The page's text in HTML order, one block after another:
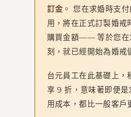
訂金 。 您在求婚時支
用，將在正式訂製婚戒
購買金額—— 等於您在
刻，就已經開始為婚戒
台元員工在此基礎上，
享 9 折，意味著即便是
用成本，都比一般客戶